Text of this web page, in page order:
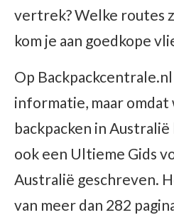
vertrek? Welke routes
kom je aan goedkope
Op
informatie, maar omdat
backpacken in
ook een Ultieme Gids
Australië geschreven.
van meer dan 282